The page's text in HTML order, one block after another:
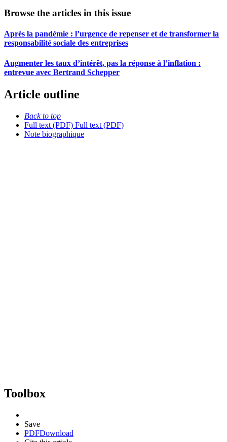
Browse the articles in this issue
Après la pandémie : l’urgence de repenser et de transformer la
responsabilité sociale des entreprises
Augmenter les taux d’intérêt, pas la réponse à l’inflation :
entrevue avec Bertrand Schepper
Article outline
Back to top
Full text (PDF) Full text (PDF)
Note biographique
Toolbox
Save
PDFDownload